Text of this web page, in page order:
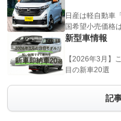
日産は軽自動車
国希望小売価格
新型車情報
【2026年3月】
目の新車20選
記